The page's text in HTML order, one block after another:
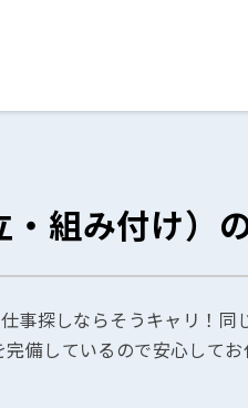
ト
組み付け）
事探しならそうキャリ！同
備しているので安心して